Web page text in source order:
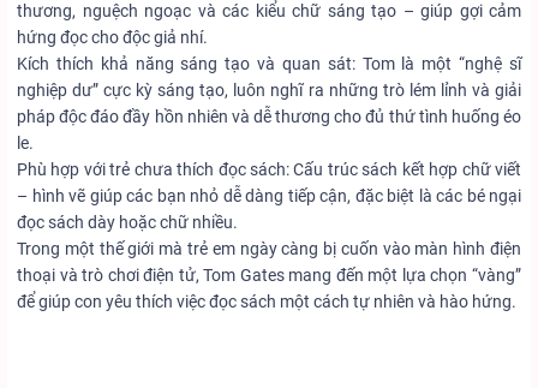
thương, nguệch ngoạc và các kiểu chữ sáng tạo – giúp gợi cảm
hứng đọc cho độc giả nhí.
Kích thích khả năng sáng tạo và quan sát: Tom là một “nghệ sĩ
nghiệp dư” cực kỳ sáng tạo, luôn nghĩ ra những trò lém lỉnh và giải
pháp độc đáo đầy hồn nhiên và dễ thương cho đủ thứ tình huống éo
le.
Phù hợp với trẻ chưa thích đọc sách: Cấu trúc sách kết hợp chữ viết
– hình vẽ giúp các bạn nhỏ dễ dàng tiếp cận, đặc biệt là các bé ngại
đọc sách dày hoặc chữ nhiều.
Trong một thế giới mà trẻ em ngày càng bị cuốn vào màn hình điện
thoại và trò chơi điện tử, Tom Gates mang đến một lựa chọn “vàng”
để giúp con yêu thích việc đọc sách một cách tự nhiên và hào hứng.